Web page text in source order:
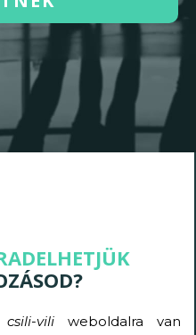
csili-viliweboldalra van